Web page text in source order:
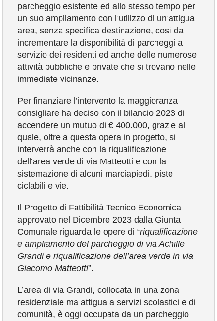
parcheggio esistente ed allo stesso tempo per
un suo ampliamento con l’utilizzo di un’attigua
area, senza specifica destinazione, così da
incrementare la disponibilità di parcheggi a
servizio dei residenti ed anche delle numerose
attività pubbliche e private che si trovano nelle
immediate vicinanze.
Per finanziare l’intervento la maggioranza
consigliare ha deciso con il bilancio 2023 di
accendere un mutuo di € 400.000, grazie al
quale, oltre a questa opera in progetto, si
interverrà anche con la riqualificazione
dell’area verde di via Matteotti e con la
sistemazione di alcuni marciapiedi, piste
ciclabili e vie.
Il Progetto di Fattibilità Tecnico Economica
approvato nel Dicembre 2023 dalla Giunta
Comunale riguarda le opere di “riqualificazione
e ampliamento del parcheggio di via Achille
Grandi e riqualificazione dell’area verde in via
Giacomo Matteotti”.
L’area di via Grandi, collocata in una zona
residenziale ma attigua a servizi scolastici e di
comunità, è oggi occupata da un parcheggio